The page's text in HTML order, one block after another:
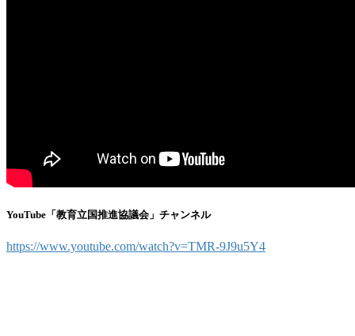
YouTube「教育立国推進協議会」チャンネル
https://www.youtube.com/watch?v=TMR-9J9u5Y4